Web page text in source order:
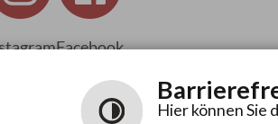
Facebook
Hier können Sie